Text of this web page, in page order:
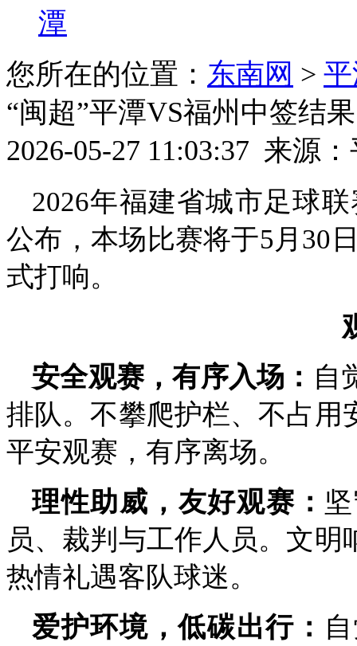
潭
您所在的位置： 东南网 >
“闽超”平潭VS福州中签结
2026-05-27 11:03:37 来源
2026年福建省城市足球
公布，本场比赛将于5月30
式打响。
安全观赛，有序入场： 自
排队。不攀爬护栏、不占用
平安观赛，有序离场。
理性助威，友好观赛：
员、裁判与工作人员。文
热情礼遇客队球迷。
爱护环境，低碳出行：